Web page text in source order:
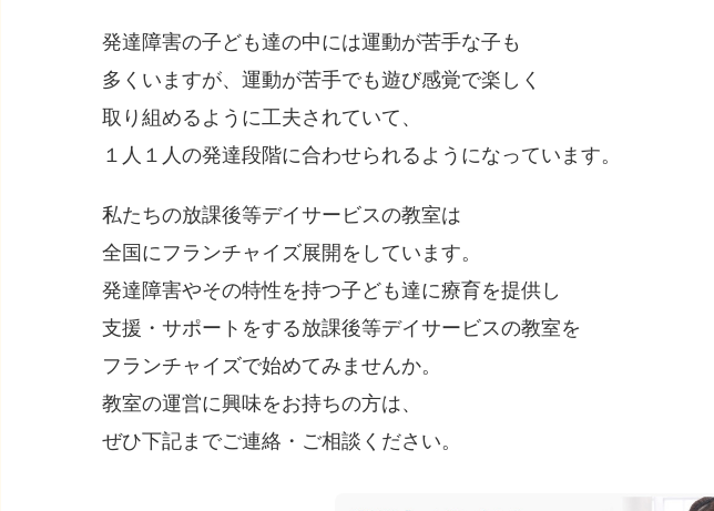
発達障害の子ども達の中には運動が苦手な子も
多くいますが、運動が苦手でも遊び感覚で楽しく
取り組めるように工夫されていて、
１人１人の発達段階に合わせられるようになっています。
私たちの放課後等デイサービスの教室は
全国にフランチャイズ展開をしています。
発達障害やその特性を持つ子ども達に療育を提供し
支援・サポートをする放課後等デイサービスの教室を
フランチャイズで始めてみませんか。
教室の運営に興味をお持ちの方は、
ぜひ下記までご連絡・ご相談ください。